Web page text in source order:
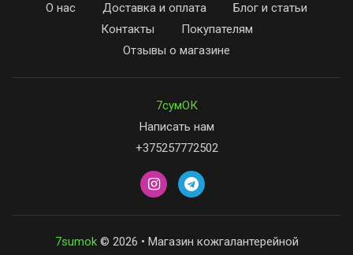
О нас Доставка и оплата
Блог и статьи
Контакты
Покупателям
Отзывы о магазине
7сумОК
Написать нам
+375257772502
7sumok© 2026 • Магазин кожгалантерейной